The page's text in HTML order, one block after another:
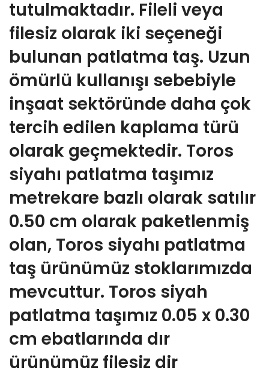
tutulmaktadır. Fileli veya
filesiz olarak iki seçeneği
bulunan patlatma taş. Uzun
ömürlü kullanışı sebebiyle
inşaat sektöründe daha çok
tercih edilen kaplama türü
olarak geçmektedir. Toros
siyahı patlatma taşımız
metrekare bazlı olarak satılır
0.50 cm olarak paketlenmiş
olan, Toros siyahı patlatma
taş ürünümüz stoklarımızda
mevcuttur. Toros siyah
patlatma taşımız 0.05 x 0.30
cm ebatlarında dır
ürünümüz filesiz dir